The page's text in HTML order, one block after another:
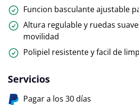
Funcion basculante ajustable
Altura regulable y ruedas
movilidad
Polipiel resistente y facil de
Servicios
Pagar a los 30 días